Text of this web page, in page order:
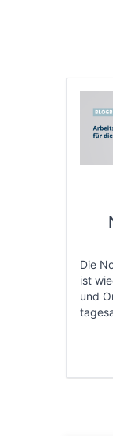
Die
ist
und